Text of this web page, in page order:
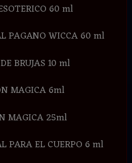
60 ml
PAGANO WICCA 60 ml
BRUJAS 10 ml
MAGICA 6ml
MAGICA 25ml
PARA EL CUERPO 6 ml